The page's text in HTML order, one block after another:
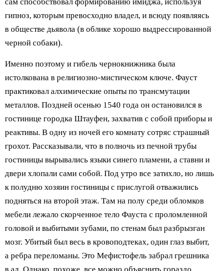
гипноз, которым превосходно владел, и всюду появляясь
в обществе дьявола (в облике хорошо выдрессированной
черной собаки).
Именно поэтому и гибель чернокнижника была
истолкована в религиозно-мистическом ключе. Фауст
практиковал алхимические опыты по трансмутации
металлов. Поздней осенью 1540 года он остановился в
гостинице городка Штауфен, захватив с собой приборы и
реактивы. В одну из ночей его комнату сотряс страшный
грохот. Рассказывали, что в полночь из печной трубы
гостиницы вырывались языки синего пламени, а ставни и
двери хлопали сами собой. Под утро все затихло, но лишь
к полудню хозяин гостиницы с прислугой отважились
подняться на второй этаж. Там на полу среди обломков
мебели лежало скорченное тело Фауста с проломленной
головой и выбитыми зубами, по стенам был разбрызган
мозг. Убитый был весь в кровоподтеках, один глаз выбит,
а ребра переломаны. Это Мефистофель забрал грешника